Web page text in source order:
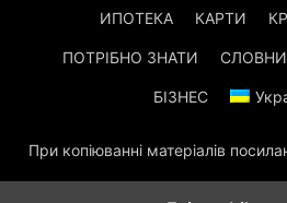
ИПОТЕКА КАРТИ
ПОТРІБНО ЗНАТИ
БІЗНЕС
При копіюванні матеріалів